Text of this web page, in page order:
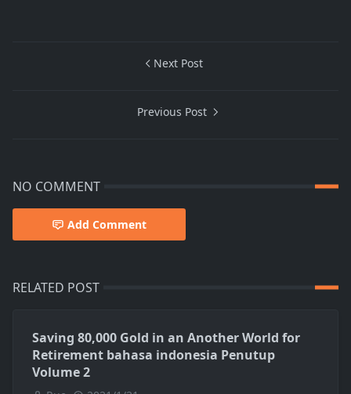
Next Post
Previous Post
NO COMMENT
Add Comment
RELATED POST
Saving 80,000 Gold in an Another World for
Retirement bahasa indonesia Penutup
Volume 2